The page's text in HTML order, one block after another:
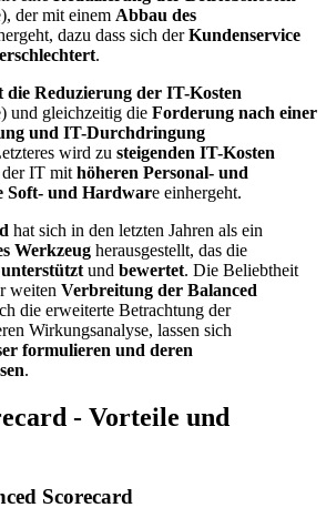
der mit einem Abbau des
dazu dass sich derKundenservice
.
die Reduzierung der IT-Kosten
und gleichzeitig die Forderung nach einer
und IT-Durchdringung
wird zu steigenden IT-Kosten
der IT mit höheren Personal- und
Soft- und Hardware einhergeht.
hat sich in den letzten Jahren als ein
Werkzeug herausgestellt, das die
unterstützt und bewertet. Die Beliebtheit
weiten Verbreitung der Balanced
die erweiterte Betrachtung der
Wirkungsanalyse, lassen sich
formulieren und deren
.
- Vorteile und
Scorecard